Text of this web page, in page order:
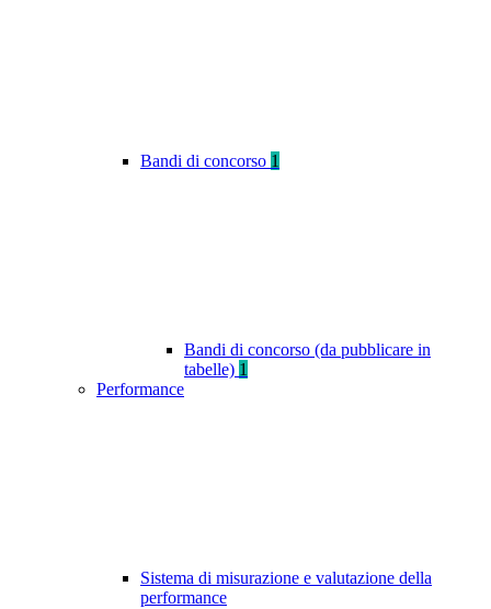
Bandi di concorso 1
Bandi di concorso (da pubblicare in
tabelle) 1
Performance
Sistema di misurazione e valutazione della
performance